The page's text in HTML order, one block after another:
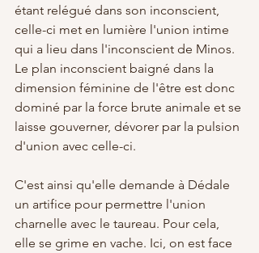
étant relégué dans son inconscient,
celle-ci met en lumière l'union intime
qui a lieu dans l'inconscient de Minos.
Le plan inconscient baigné dans la
dimension féminine de l'être est donc
dominé par la force brute animale et se
laisse gouverner, dévorer par la pulsion
d'union avec celle-ci.
C'est ainsi qu'elle demande à Dédale
un artifice pour permettre l'union
charnelle avec le taureau. Pour cela,
elle se grime en vache. Ici, on est face